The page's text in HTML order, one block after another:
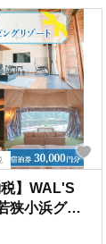
税】WAL'S
小浜グラ
ート 宿泊券